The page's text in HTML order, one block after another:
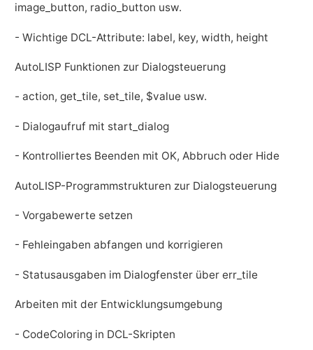
image_button, radio_button usw.
- Wichtige DCL-Attribute: label, key, width, height
AutoLISP Funktionen zur Dialogsteuerung
- action, get_tile, set_tile, $value usw.
- Dialogaufruf mit start_dialog
- Kontrolliertes Beenden mit OK, Abbruch oder Hide
AutoLISP-Programmstrukturen zur Dialogsteuerung
- Vorgabewerte setzen
- Fehleingaben abfangen und korrigieren
- Statusausgaben im Dialogfenster über err_tile
Arbeiten mit der Entwicklungsumgebung
- CodeColoring in DCL-Skripten